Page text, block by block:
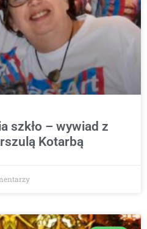
szkło – wywiad z
Kotarbą